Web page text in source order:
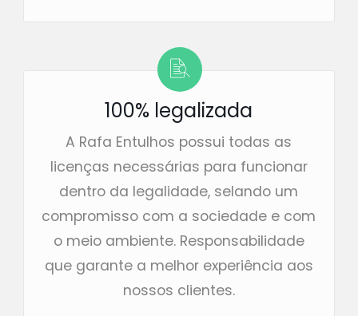
100% legalizada
A Rafa Entulhos possui todas as
licenças necessárias para funcionar
dentro da legalidade, selando um
compromisso com a sociedade e com
o meio ambiente. Responsabilidade
que garante a melhor experiência aos
nossos clientes.